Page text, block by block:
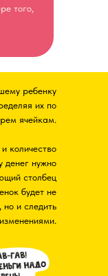
того,
ребенку
их по
ячейкам.
количество
денег нужно
столбец
будет не
но и следить